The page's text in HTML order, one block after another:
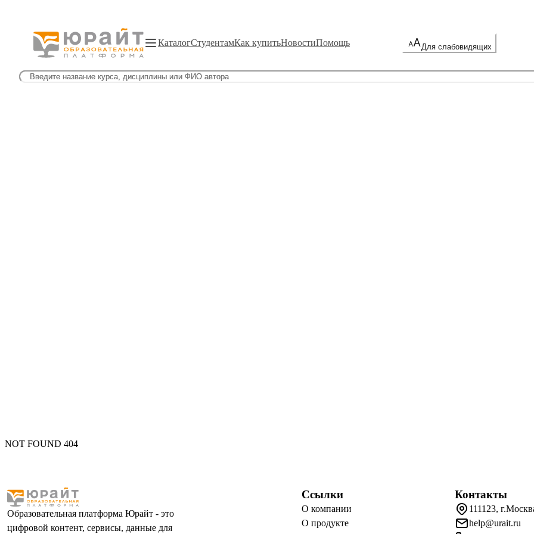
КаталогСтудентамКак купитьНовостиПомощь Для слабовидящих
NOT FOUND 404
Образовательная платформа Юрайт - это
цифровой контент, сервисы, данные для
Ссылки
О компании
О продукте
Контакты
111123,
help@urait.ru